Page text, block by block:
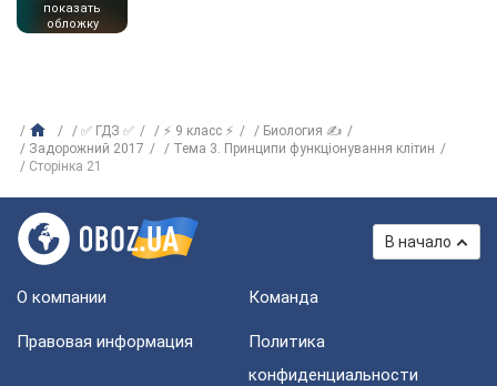
показать
обложку
✅ ГДЗ ✅ ⚡ 9 класс ⚡
Биология ✍
Задорожний 2017
Тема 3. Принципи функціонування клітин
Сторінка 21
В начало
О компании Команда
Правовая информация
Политика
конфиденциальности